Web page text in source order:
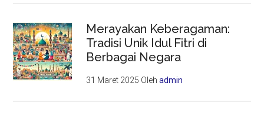
Merayakan Keberagaman:
Tradisi Unik Idul Fitri di
Berbagai Negara
31 Maret 2025 Olehadmin